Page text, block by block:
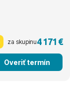
za skupinu4 171 €
Overiť termín